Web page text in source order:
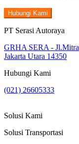
Hubungi Kami
PT Serasi Autoraya
GRHA SERA -
Jakarta Utara 14350
Hubungi Kami
(021) 26605333
Solusi Kami
Solusi Transportasi